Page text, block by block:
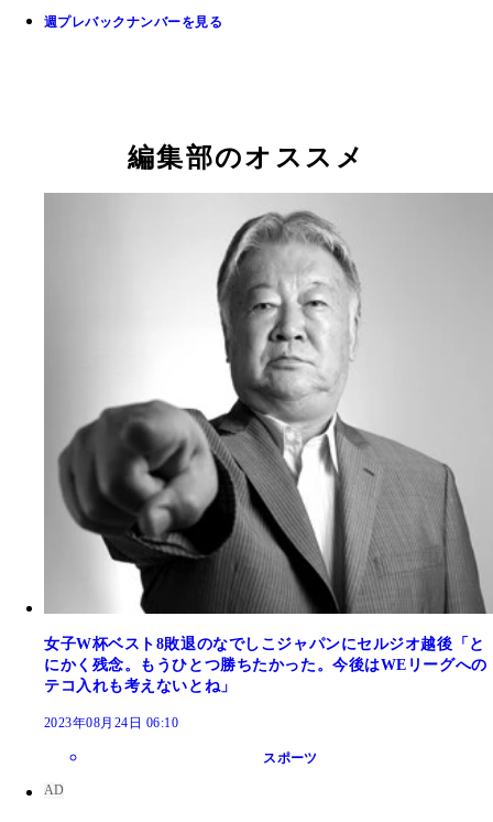
週プレバックナンバーを見る
編集部のオススメ
女子W杯ベスト8敗退のなでしこジャパンにセルジオ越後「と
にかく残念。もうひとつ勝ちたかった。今後はWEリーグへの
テコ入れも考えないとね」
2023年08月24日 06:10
スポーツ